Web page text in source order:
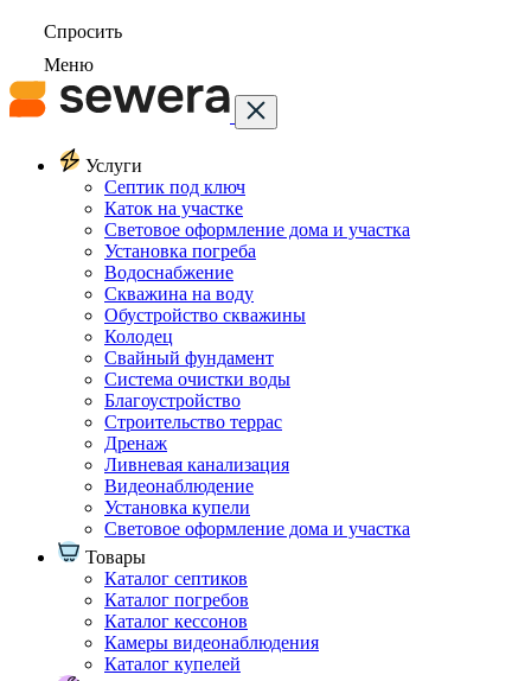
Спросить
Меню
Услуги
Септик под ключ
Каток на участке
Световое оформление дома и участка
Установка погреба
Водоснабжение
Скважина на воду
Обустройство скважины
Колодец
Свайный фундамент
Система очистки воды
Благоустройство
Строительство террас
Дренаж
Ливневая канализация
Видеонаблюдение
Установка купели
Световое оформление дома и участка
Товары
Каталог септиков
Каталог погребов
Каталог кессонов
Камеры видеонаблюдения
Каталог купелей